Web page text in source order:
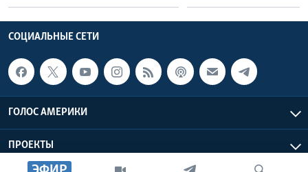
СОЦИАЛЬНЫЕ СЕТИ
ГОЛОС АМЕРИКИ
ПРОЕКТЫ